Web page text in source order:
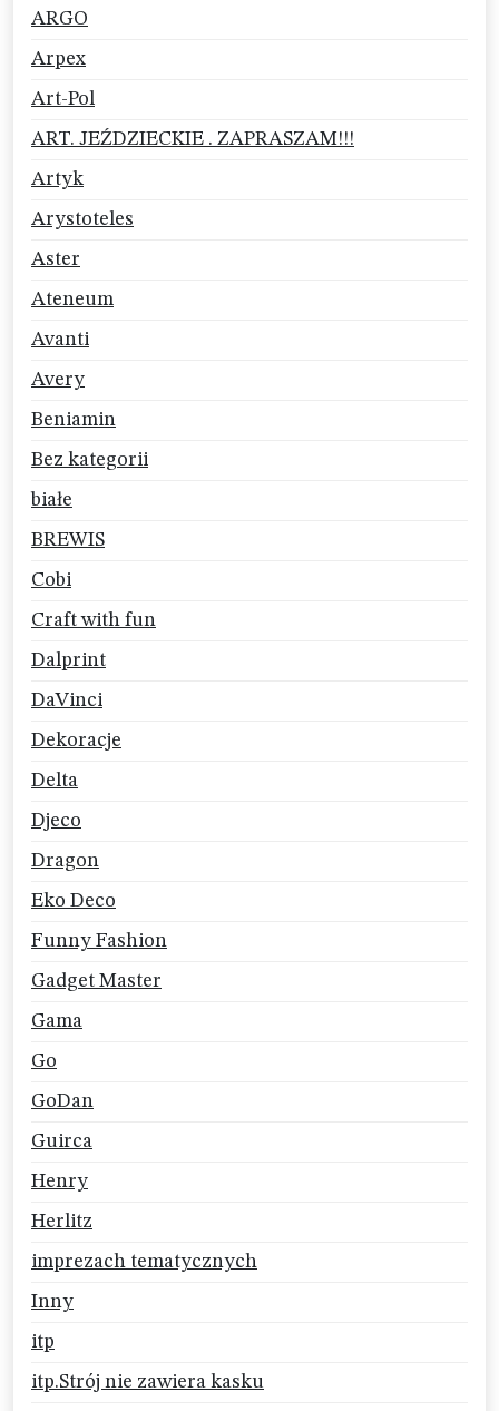
ARGO
Arpex
Art-Pol
ART. JEŹDZIECKIE . ZAPRASZAM!!!
Artyk
Arystoteles
Aster
Ateneum
Avanti
Avery
Beniamin
Bez kategorii
białe
BREWIS
Cobi
Craft with fun
Dalprint
DaVinci
Dekoracje
Delta
Djeco
Dragon
Eko Deco
Funny Fashion
Gadget Master
Gama
Go
GoDan
Guirca
Henry
Herlitz
imprezach tematycznych
Inny
itp
itp.Strój nie zawiera kasku